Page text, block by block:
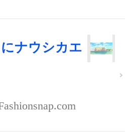
ナウシカエ